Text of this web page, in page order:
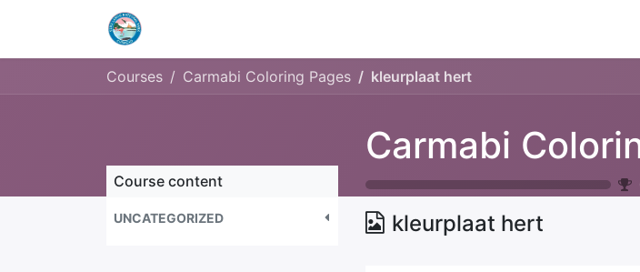
Courses Carmabi Coloring Pages kleurplaat hert
Carmabi
Course content
UNCATEGORIZED kleurplaat hert